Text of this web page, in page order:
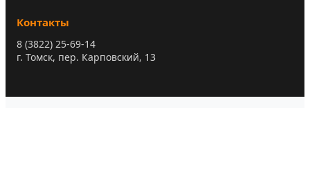
Контакты
8 (3822) 25-69-14
г. Томск, пер. Карповский, 13